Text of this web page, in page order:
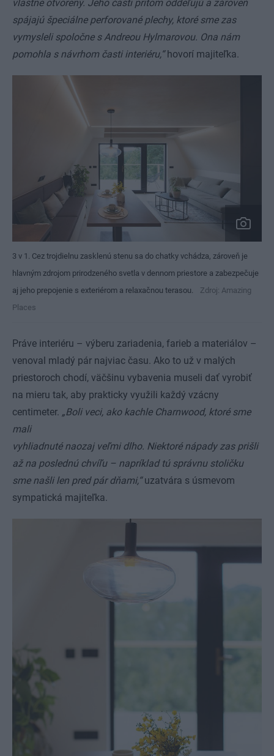
vlastne otvorený. Jeho časti pritom oddeľujú a zároveň
spájajú špeciálne perforované plechy, ktoré sme zas
vymysleli spoločne s Andreou Hylmarovou. Ona nám
pomohla s návrhom časti interiéru,“hovorí majiteľka.
3 v 1. Cez trojdielnu zasklenú stenu sa do chatky vchádza, zároveň je
hlavným zdrojom prirodzeného svetla v dennom priestore a zabezpečuje
aj jeho prepojenie s exteriérom a relaxačnou terasou.
Zdroj: Amazing
Places
Práve interiéru – výberu zariadenia, farieb a materiálov –
venoval mladý pár najviac času. Ako to už v malých
priestoroch chodí, väčšinu vybavenia museli dať vyrobiť
na mieru tak, aby prakticky využili každý vzácny
centimeter. „Boli veci, ako kachle Charnwood, ktoré sme
mali
vyhliadnuté naozaj veľmi dlho. Niektoré nápady zas prišli
až na poslednú chvíľu – napríklad tú správnu stoličku
sme našli len pred pár dňami,“uzatvára s úsmevom
sympatická majiteľka.